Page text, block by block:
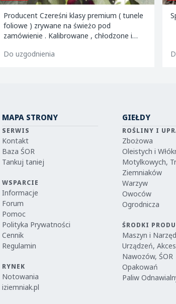
Producent Czereśni klasy premium ( tunele
foliowe ) zrywane na świeżo pod
zamówienie . Kalibrowane , chłodzone i
Do uzgodnienia
MAPA STRONY
SERWIS
Kontakt
Baza ŚOR
Tankuj taniej
WSPARCIE
Informacje
Forum
Pomoc
Polityka Prywatności
Cennik
Regulamin
RYNEK
Notowania
iziemniak.pl
GIEŁDY
ROŚLINY I
Zbożowa
Oleistych i
Motylkowych,
Ziemniaków
Warzyw
Owoców
Ogrodnicza
ŚRODKI
Maszyn i
Urządzeń,
Nawozów, ŚOR
Opakowań
Paliw